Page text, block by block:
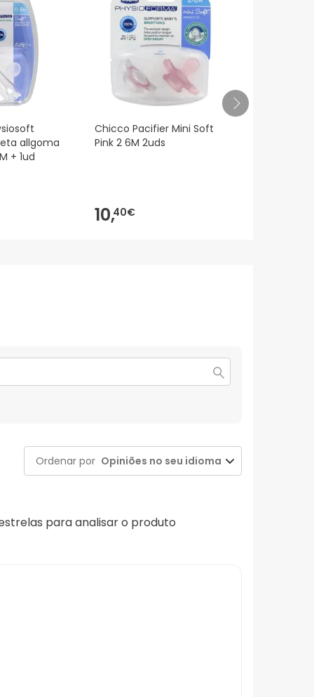
allgoma
+ 1ud
Chicco Pacifier Mini Soft
Pink 2 6M 2uds
10,40€
Ordenar por Opiniões no seu idioma
para analisar o produto